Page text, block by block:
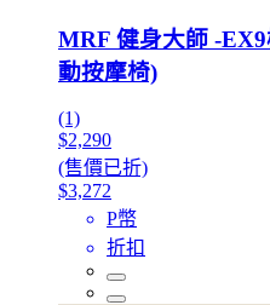
MRF 健身大師 -
動按摩椅)
(1)
$2,290
(售價已折)
$3,272
P幣
折扣